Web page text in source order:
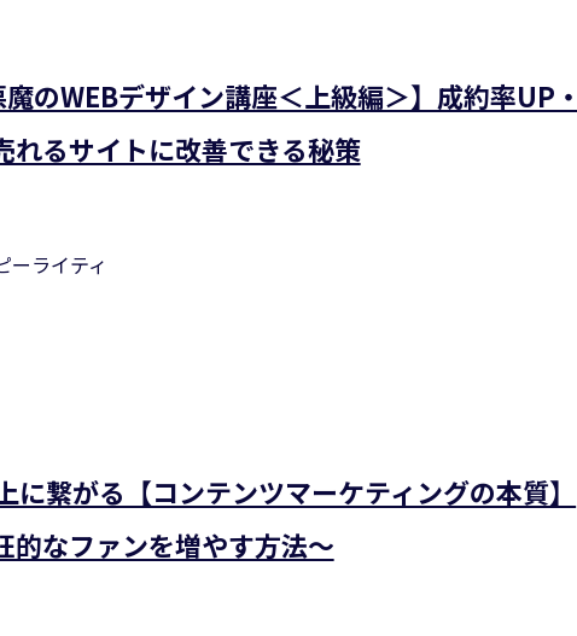
のWEBデザイン講座＜上級編＞】成約率UP・
れるサイトに改善できる秘策
ーライティ
繋がる【コンテンツマーケティングの本質】
的なファンを増やす方法～